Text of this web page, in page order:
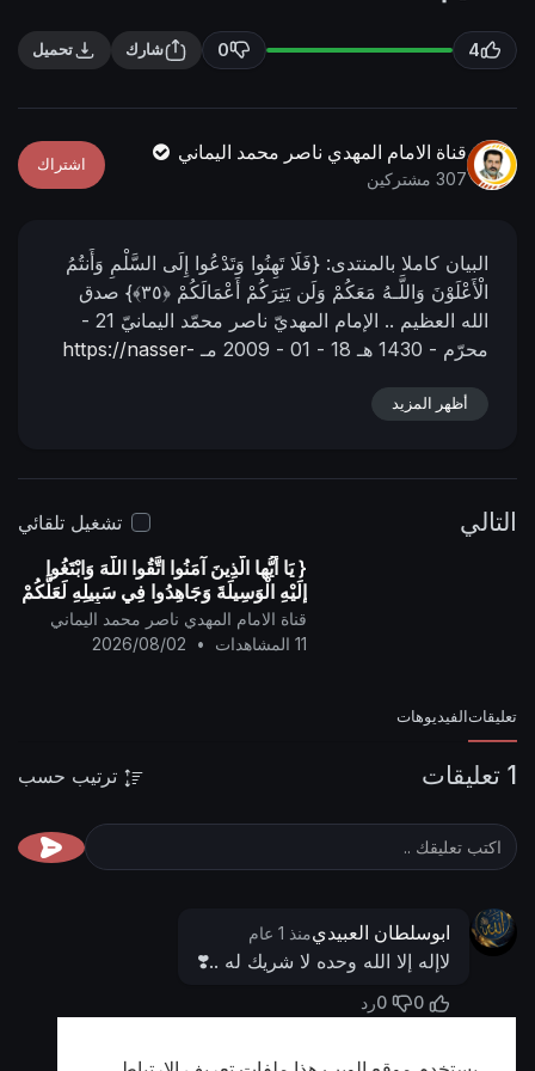
g
u
l
c
4
0 شارك تحميل
قناة الامام المهدي ناصر محمد اليماني
307 مشتركين
اشتراك
البيان كاملا بالمنتدى: {فَلَا تَهِنُوا وَتَدْعُوا إِلَى السَّلْمِ وَأَنتُمُ
الْأَعْلَوْنَ وَاللَّـهُ مَعَكُمْ وَلَن يَتِرَكُمْ أَعْمَالَكُمْ ﴿٣٥﴾} صدق
الله العظيم .. الإمام المهديّ ناصر محمّد اليمانيّ
21 -
محرّم - 1430 هـ
18 - 01 - 2009 مـ
https://nasser-
أظهر المزيد
التالي
تشغيل تلقائي
{ يَا أيُّها الَّذِينَ آمَنُوا اتَّقُوا اللَّهَ وَابْتَغُوا
إِلَيْهِ الْوَسِيلَةَ وَجَاهِدُوا فِي سَبِيلِهِ لَعَلَّكُمْ
تُفْلِحُونَ }
قناة الامام المهدي ناصر محمد اليماني
11 المشاهدات
•
2026/08/02
تعليقات الفيديوهات
1 تعليقات ترتيب حسب
ابوسلطان العبيديمنذ 1 عام
لاإله إلا الله وحده لا شريك له ..❣️
0
0رد